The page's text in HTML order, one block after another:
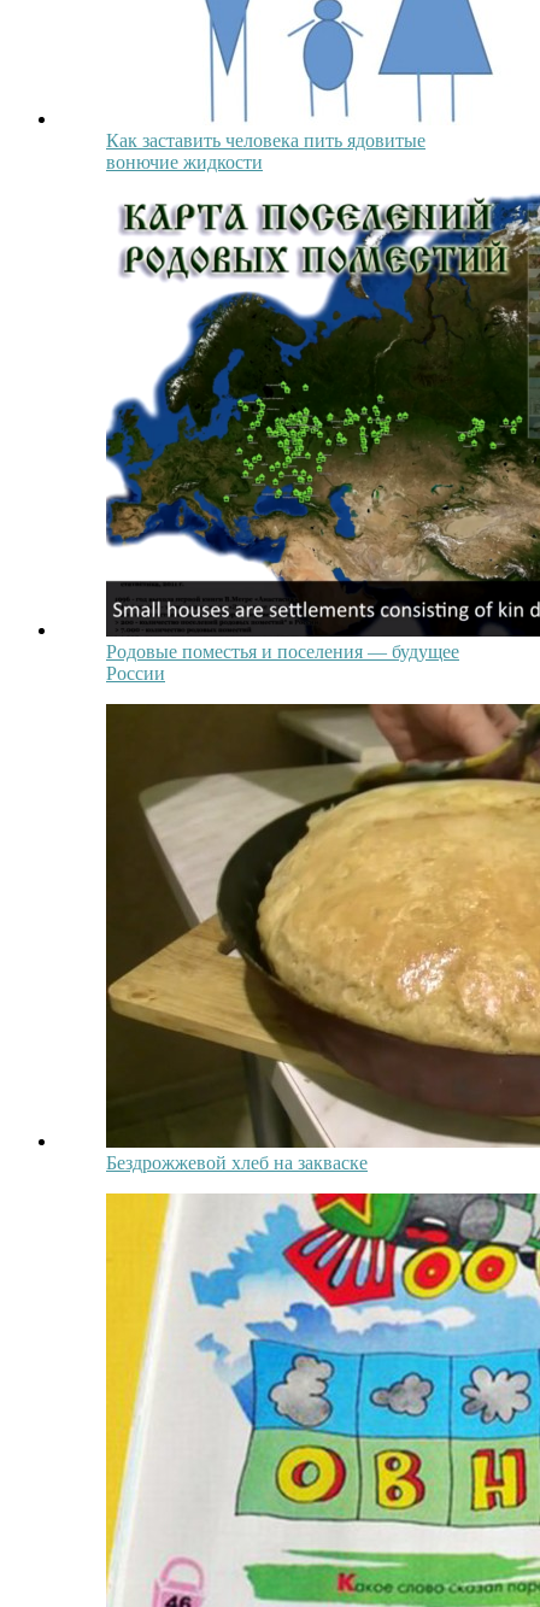
Как заставить человека пить ядовитые
вонючие жидкости
Родовые поместья и поселения — будущее
России
Бездрожжевой хлеб на закваске